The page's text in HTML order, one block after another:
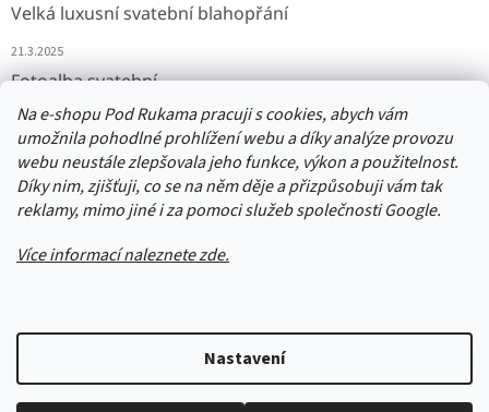
Na e-shopu Pod Rukama pracuji s cookies, abych vám
umožnila pohodlné prohlížení webu a díky analýze provozu
webu neustále zlepšovala jeho funkce, výkon a použitelnost.
Díky nim, zjišťuji, co se na něm děje a přizpůsobuji vám tak
reklamy, mimo jiné i za pomoci služeb společnosti Google.
Více informací naleznete zde.
Nastavení
Upozornění: Balíčky jsou odesílány odpoledne následující den po
objednání. Počítejte tedy, že budou dodány minimálně o den později,
Velká luxusní svatební blahopřání
21.3.2025
Fotoalba svatební
11.3.2025
Přijímáme online platby